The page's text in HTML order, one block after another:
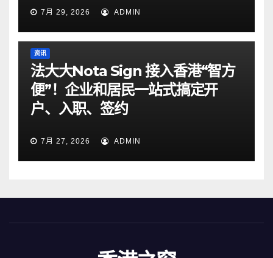
7月 29, 2026 ADMIN
资讯
法大大Nota Sign 接入香港“智方
便”！企业和居民一站式搞定开
户、入职、签约
7月 27, 2026 ADMIN